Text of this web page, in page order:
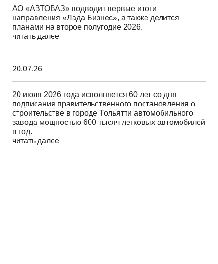
АО «АВТОВАЗ» подводит первые итоги
направления «Лада Бизнес», а также делится
планами на второе полугодие 2026.
читать далее
20.07.26
20 июля 2026 года исполняется 60 лет со дня
подписания правительственного постановления о
строительстве в городе Тольятти автомобильного
завода мощностью 600 тысяч легковых автомобилей
в год.
читать далее